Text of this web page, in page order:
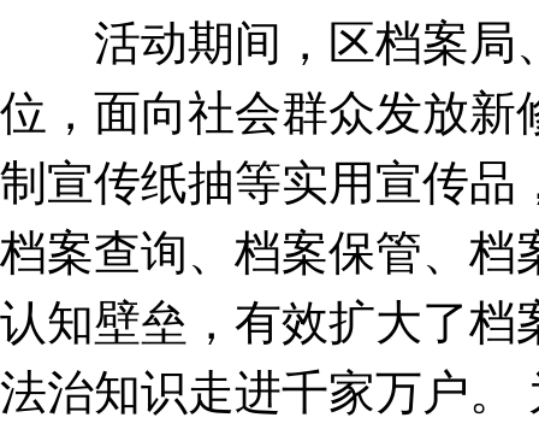
活动期间，区档案局
位，面向社会群众发放新
制宣传纸抽等实用宣传品
档案查询、档案保管、档
认知壁垒，有效扩大了档
法治知识走进千家万户。